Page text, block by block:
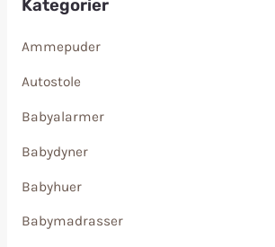
Kategorier
Ammepuder
Autostole
Babyalarmer
Babydyner
Babyhuer
Babymadrasser